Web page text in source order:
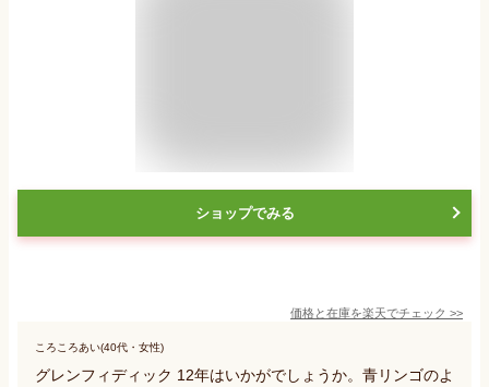
ショップでみる
価格と在庫を楽天でチェック >>
ころころあい(40代・女性)
グレンフィディック 12年はいかがでしょうか。青リンゴのよ